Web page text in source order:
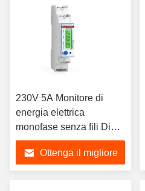
230V 5A Monitore di
energia elettrica
monofase senza fili Din
Rail Energy Monitor
EM115-Mod-WL
Ottenga il migliore